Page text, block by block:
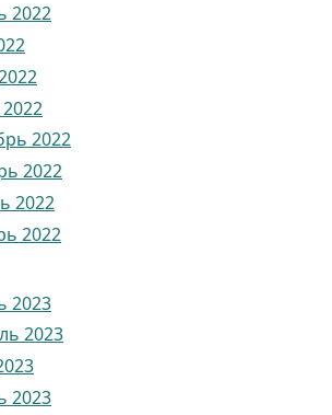
2022
2022
2022
2022
2022
2022
2023
2023
2023